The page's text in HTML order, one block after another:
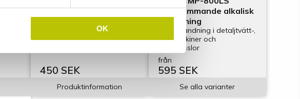
OK
silikonbaserad
450 SEK
Produktinformation
Lågskummande alkalisk
avfettning
För användning i detaljtvätt-,
skurmaskiner och
tvättmusslor
från
595 SEK
Se alla varianter